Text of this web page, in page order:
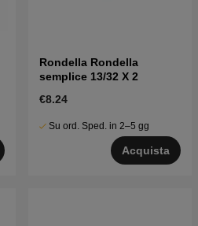
Rondella Rondella
semplice 13/32 X 2
€8.24
Su ord. Sped. in 2–5 gg
Acquista